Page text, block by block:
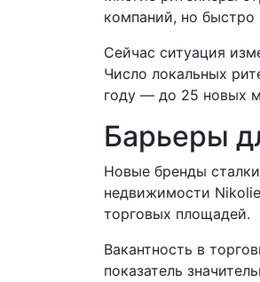
компаний, но быстро
Сейчас ситуация
Число локальных
году — до 25 новых
Барьеры
Новые бренды
недвижимости
торговых площадей.
Вакантность в
показатель